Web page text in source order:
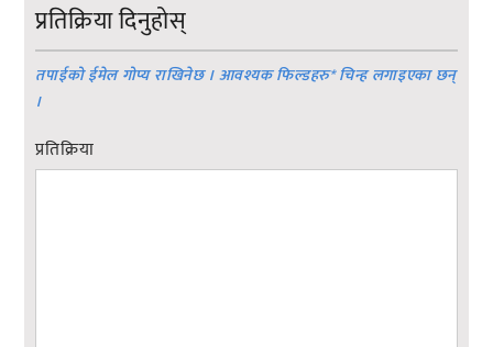
प्रतिक्रिया दिनुहोस्
तपाईको ईमेल गोप्य राखिनेछ । आवश्यक फिल्डहरु*चिन्ह लगाइएका छन्
।
प्रतिक्रिया